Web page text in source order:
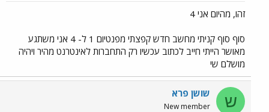
זהו, מהיום אני 4
סוף סוף קניתי מחשב חדש קפצתי מפנטיום 1 ל- 4 אני משתגע
מאושר הייתי חייב לכתוב עכשיו רק התחברות לאינטרנט מהיר ויהיה
מושלם שי
ש שושן פרא
New member